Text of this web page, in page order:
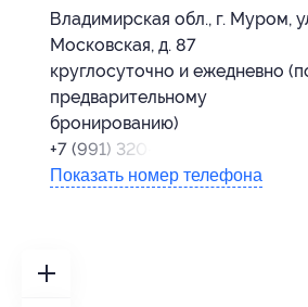
Владимирская обл., г. Муром,
Московская, д. 87
круглосуточно и ежедневно
предварительному
бронированию)
+7 (991) 320-60-56
Показать номер телефона